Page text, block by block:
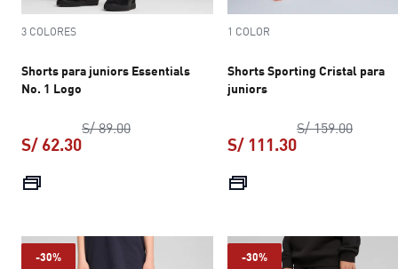
3 COLORES
Shorts para juniors Essentials
No. 1 Logo
S/ 89.00precio original S/ 89.00
S/ 62.30
1 COLOR
Shorts Sporting Cristal para
juniors
S/ 159.00precio
S/ 111.30
-30% -30%